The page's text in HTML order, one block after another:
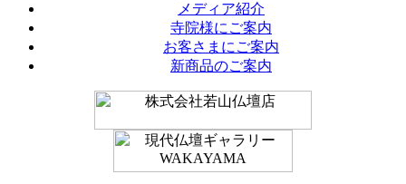
メディア紹介
寺院様にご案内
お客さまにご案内
新商品のご案内